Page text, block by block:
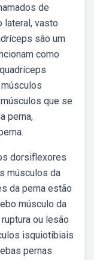
de
lateral, vasto
são um
como
que se
perna,
dorsiflexores
músculos da
da perna estão
músculo da
ou lesão
isquiotibiais
pernas